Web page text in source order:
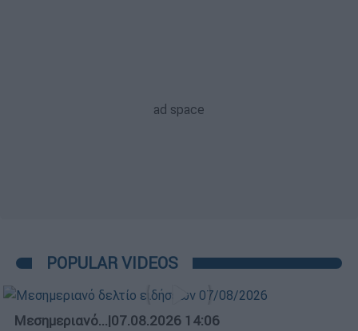
POPULAR VIDEOS
Μεσημεριανό...|07.08.2026 14:06